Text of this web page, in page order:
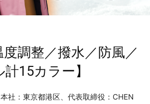
度調整／撥水／防風／
15カラー】
社：東京都港区、代表取締役：CHEN